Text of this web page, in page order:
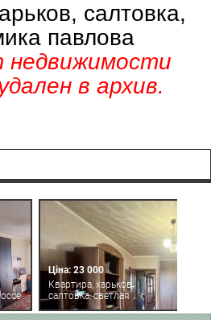
салтовка,
павлова
в архив.
Ціна: 23 000
Квартира, харьков,
салтовка, светлая